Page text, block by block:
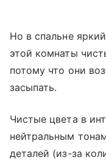
Но в спальне
этой комнаты
потому что они
засыпать.
Чистые цвета в
нейтральным
деталей (из-за